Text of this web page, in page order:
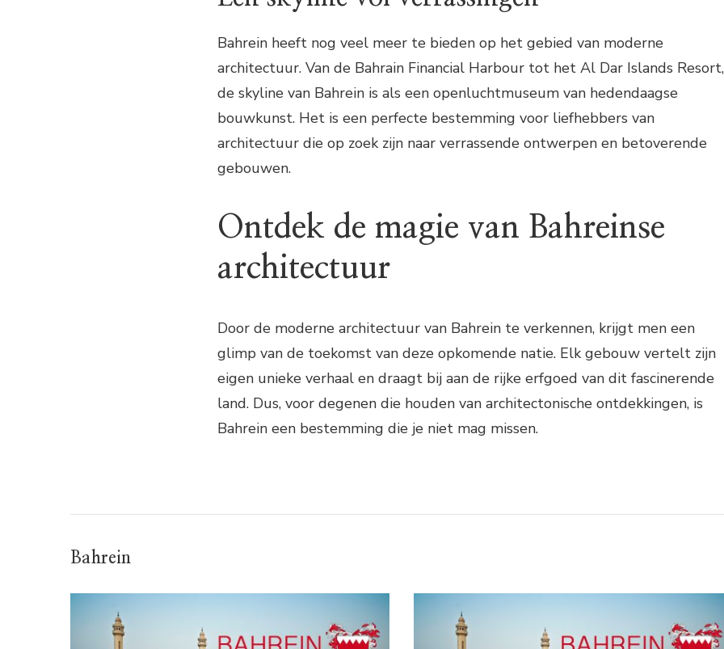
Bahrein heeft nog veel meer te bieden op het gebied van moderne
architectuur. Van de Bahrain Financial Harbour tot het Al Dar Islands Resort,
de skyline van Bahrein is als een openluchtmuseum van hedendaagse
bouwkunst. Het is een perfecte bestemming voor liefhebbers van
architectuur die op zoek zijn naar verrassende ontwerpen en betoverende
gebouwen.
Ontdek de magie van Bahreinse
architectuur
Door de moderne architectuur van Bahrein te verkennen, krijgt men een
glimp van de toekomst van deze opkomende natie. Elk gebouw vertelt zijn
eigen unieke verhaal en draagt bij aan de rijke erfgoed van dit fascinerende
land. Dus, voor degenen die houden van architectonische ontdekkingen, is
Bahrein een bestemming die je niet mag missen.
Bahrein